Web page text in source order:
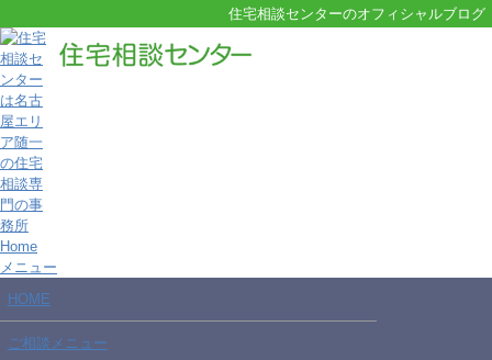
住宅相談センターのオフィシャルブログ
Home
メニュー
HOME
ご相談メニュー